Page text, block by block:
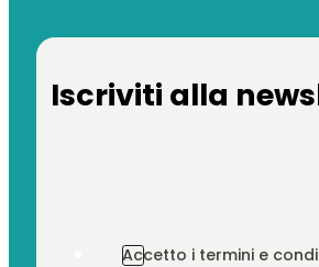
Iscriviti alla
Accetto i termini e